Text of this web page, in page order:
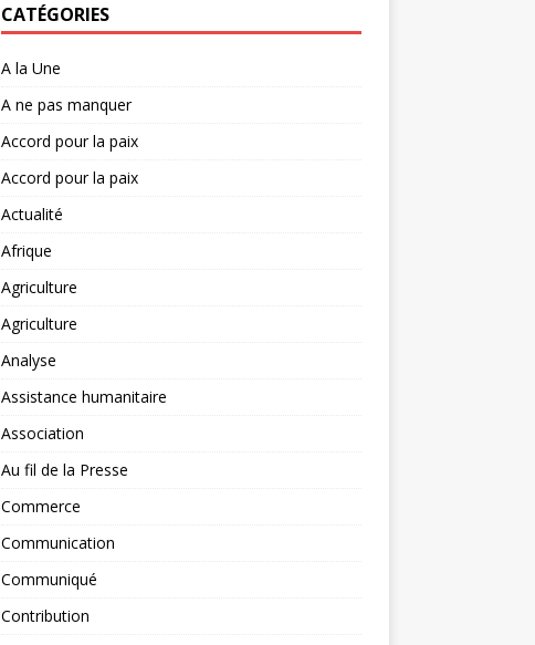
CATÉGORIES
A la Une
A ne pas manquer
Accord pour la paix
Accord pour la paix
Actualité
Afrique
Agriculture
Agriculture
Analyse
Assistance humanitaire
Association
Au fil de la Presse
Commerce
Communication
Communiqué
Contribution